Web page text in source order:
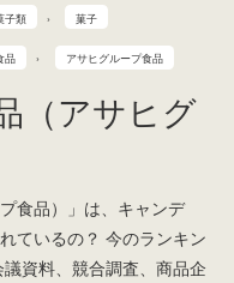
子類 菓子
品 アサヒグループ食品
（アサヒグ
食品）」は、キャンデ
ているの？ 今のランキン
資料、競合調査、商品企